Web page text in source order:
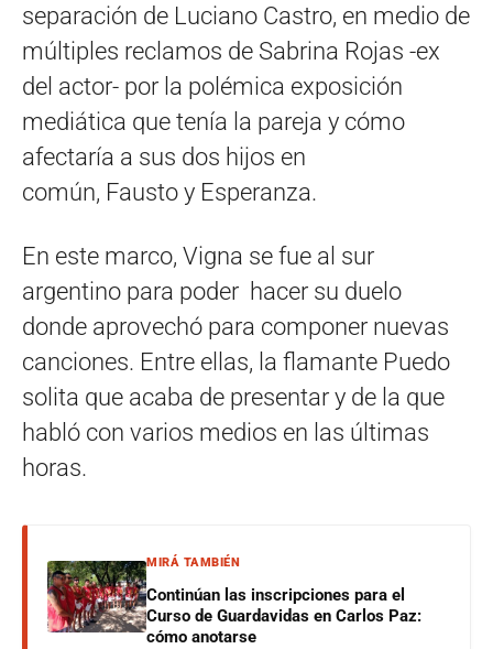
separación de Luciano Castro, en medio de
múltiples reclamos de Sabrina Rojas -ex
del actor- por la polémica exposición
mediática que tenía la pareja y cómo
afectaría a sus dos hijos en
común, Fausto y Esperanza.
En este marco, Vigna se fue al sur
argentino para poder hacer su duelo
donde aprovechó para componer nuevas
canciones. Entre ellas, la flamante Puedo
solita que acaba de presentar y de la que
habló con varios medios en las últimas
horas.
MIRÁ TAMBIÉN
Continúan las inscripciones para el
Curso de Guardavidas en Carlos Paz:
cómo anotarse